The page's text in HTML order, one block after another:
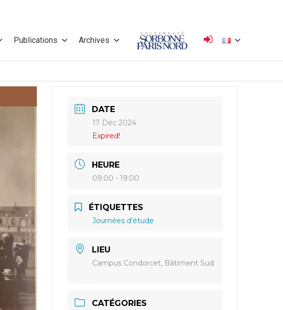
Publications Archives
Université
Sorbonne Paris
DATE
17 Déc 2024
Expired!
HEURE
09:00 - 19:00
ÉTIQUETTES
Journées d'étude
LIEU
Campus Condorcet, Bâtiment Sud
CATÉGORIES